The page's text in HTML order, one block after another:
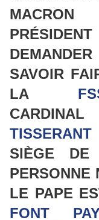
SAVOIR
LA
TISSERANT
SIÈGE DE
PERSONNE
LE PAPE
FONT